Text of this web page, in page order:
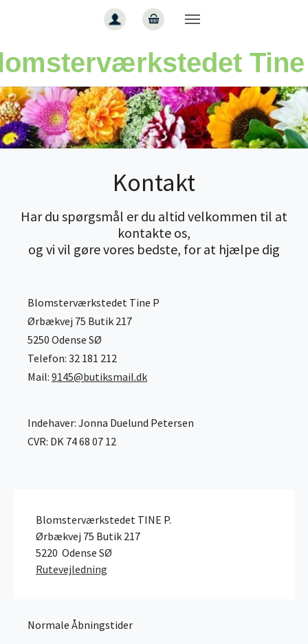
Kontakt
Har du spørgsmål er du altid velkommen til at
kontakte os,
og vi vil gøre vores bedste, for at hjælpe dig
Blomsterværkstedet Tine P
Ørbækvej 75 Butik 217
5250 Odense SØ
Telefon: 32 181 212
Mail: 9145@butiksmail.dk
Indehaver: Jonna Duelund Petersen
CVR: DK 74 68 07 12
Blomsterværkstedet TINE P.
Ørbækvej 75 Butik 217
5220 Odense SØ
Rutevejledning
Normale Åbningstider